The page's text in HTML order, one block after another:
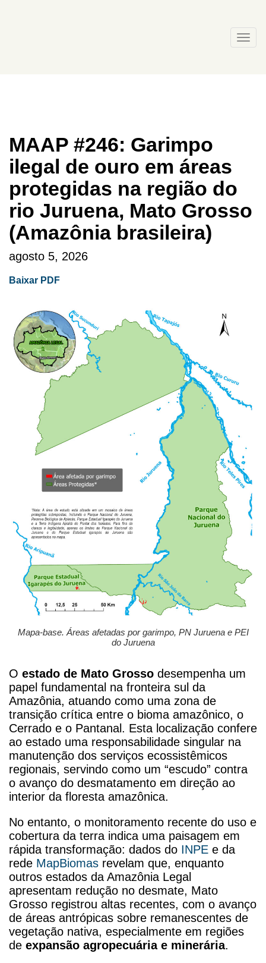
MAAP #246: Garimpo
ilegal de ouro em áreas
protegidas na região do
rio Juruena, Mato Grosso
(Amazônia brasileira)
agosto 5, 2026
Baixar PDF
Mapa-base. Áreas afetadas por garimpo, PN Juruena e PEI
do Juruena
O estado de Mato Grosso desempenha um
papel fundamental na fronteira sul da
Amazônia, atuando como uma zona de
transição crítica entre o bioma amazônico, o
Cerrado e o Pantanal. Esta localização confere
ao estado uma responsabilidade singular na
manutenção dos serviços ecossistêmicos
regionais, servindo como um “escudo” contra
o avanço do desmatamento em direção ao
interior da floresta amazônica.
No entanto, o monitoramento recente do uso e
cobertura da terra indica uma paisagem em
rápida transformação: dados do INPE e da
rede MapBiomas revelam que, enquanto
outros estados da Amazônia Legal
apresentam redução no desmate, Mato
Grosso registrou altas recentes, com o avanço
de áreas antrópicas sobre remanescentes de
vegetação nativa, especialmente em regiões
de expansão agropecuária e minerária.